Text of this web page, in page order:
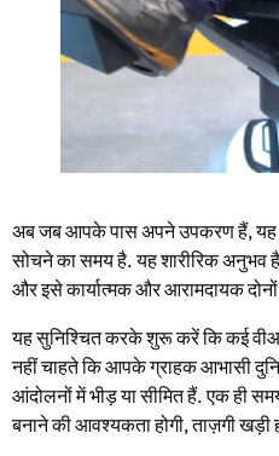
अब जब आपके पास अपने उपकरण हैं,
सोचने का समय है. यह शारीरिक अनुभव
और इसे कार्यात्मक और आरामदायक
यह सुनिश्चित करके शुरू करें कि कई
नहीं चाहते कि आपके ग्राहक आभासी
आंदोलनों में भीड़ या सीमित हैं. एक ही
बनाने की आवश्यकता होगी, ताज़गी खड़ी